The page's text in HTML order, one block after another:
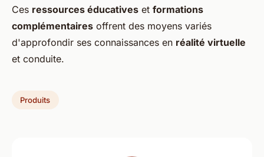
Ces ressources éducatives et formations
complémentaires offrent des moyens variés
d'approfondir ses connaissances en réalité virtuelle
et conduite.
Produits